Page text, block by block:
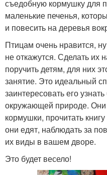
съедобную кормушку для
маленькие печенья,
и повесить на деревья
Птицам очень нравится,
не откажутся. Сделать их
поручить детям, для них
занятие. Это идеальный
заинтересовать его
окружающей природе. Они
кормушки, прочитать
они едят, наблюдать за
их виды в вашем дворе.
Это будет весело!